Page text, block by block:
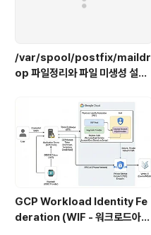
/var/spool/postfix/maildr
op 파일정리와 파일 미생성 설정
GCP Workload Identity Fe
deration (WIF - 워크로드아이